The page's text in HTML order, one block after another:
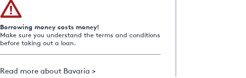
Borrowing money costs money!
Make sure you understand the terms and conditions
before taking out a loan.
Read more about Bavaria >